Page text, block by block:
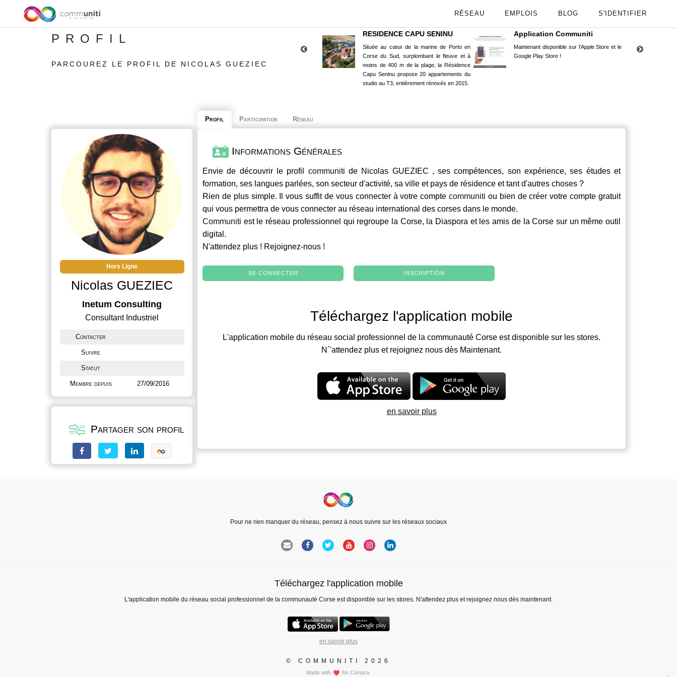
RÉSEAU EMPLOIS BLOG S'IDENTIFIER
PROFIL
PARCOUREZ LE PROFIL DE NICOLAS GUEZIEC
RESIDENCE CAPU SENINU
Située au cœur de la marine de Porto en
Corse du Sud, surplombant le fleuve et à
moins de 400 m de la plage, la Résidence
Capu Seninu propose 20 appartements du
studio au T3, entièrement rénovés en 2015.
Application Communiti
Maintenant disponible sur l'Apple Store et le
Google Play Store !
Hors Ligne
Nicolas GUEZIEC
Inetum Consulting
Consultant Industriel
Contacter
Suivre
Statut
Membre depuis 27/09/2016
Partager son profil
Profil Participation Réseau
Informations Générales
Envie de découvrir le profil communiti de Nicolas GUEZIEC , ses compétences, son expérience, ses études et
formation, ses langues parlées, son secteur d'activité, sa ville et pays de résidence et tant d'autres choses ?
Rien de plus simple. Il vous suffit de vous connecter à votre comptecommuniti ou bien de créer votre compte gratuit
qui vous permettra de vous connecter au réseau international des corses dans le monde.
Communiti est le réseau professionnel qui regroupe la Corse, la Diaspora et les amis de la Corse sur un même outil
digital.
N'attendez plus ! Rejoignez-nous !
SE CONNECTER INSCRIPTION
Téléchargez l'application mobile
L'application mobile du réseau social professionnel de la communauté Corse est disponible sur les stores.
N`'attendez plus et rejoignez nous dès Maintenant.
en savoir plus
Pour ne rien manquer du réseau, pensez à nous suivre sur les réseaux sociaux
Téléchargez l'application mobile
L'application mobile du réseau social professionnel de la communauté Corse est disponible sur les stores. N'attendez plus et rejoignez nous dès maintenant.
en savoir plus
© COMMUNITI 2026
Made with for Corsica.